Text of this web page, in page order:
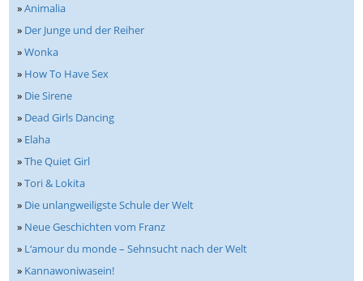
»Animalia
» Der Junge und der Reiher
»Wonka
» How To Have Sex
» Die Sirene
» Dead Girls Dancing
» Elaha
»The Quiet Girl
»Tori & Lokita
» Die unlangweiligste Schule der Welt
» Neue Geschichten vom Franz
» L‘amour du monde – Sehnsucht nach der Welt
» Kannawoniwasein!